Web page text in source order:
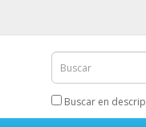
Buscar en